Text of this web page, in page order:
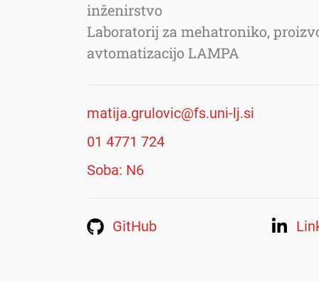
inženirstvo
Laboratorij za mehatroniko,
avtomatizacijo LAMPA
matija.grulovic@fs.uni-lj.si
01 4771 724
Soba: N6
GitHub